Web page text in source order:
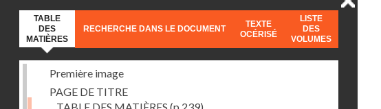
TABLE
DES
MATIÈRES
RECHERCHE DANS LE DOCUMENT
TEXTE
OCÉRISÉ
LISTE
DES
VOLUMES
Première image
PAGE DE TITRE